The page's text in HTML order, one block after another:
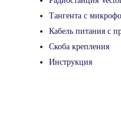
Тангента с
Кабель питания с
Скоба крепления
Инструкция